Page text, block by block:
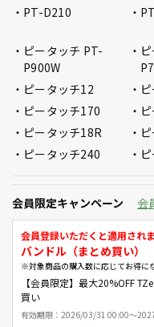
会員限定キャンペーン 会
会員登録いただくと適用されま
バンドル（まとめ買い）
※対象商品の購入数に応じてお得に
【会員限定】最大20%OFF
買い
有効期限： 2026/03/31 00:00～
PT-D210
ピータッチ PT-
P900W
ピータッチ12
ピータッチ170
ピータッチ18R
ピータッチ240